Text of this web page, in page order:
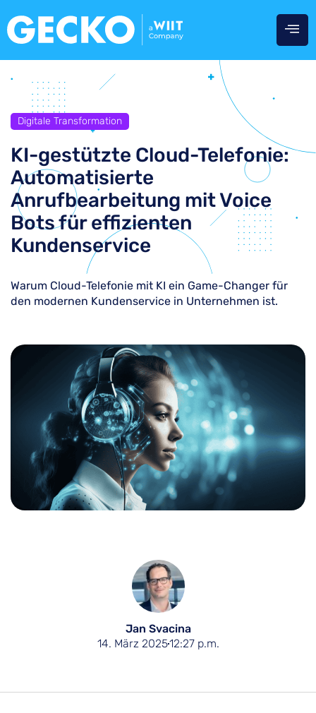
Digitale Transformation
KI-gestützte Cloud-Telefonie:
Automatisierte
Anrufbearbeitung mit Voice
Bots für effizienten
Kundenservice
Warum Cloud-Telefonie mit KI ein Game-Changer für
den modernen Kundenservice in Unternehmen ist.
Jan Svacina
14. März 202512:27 p.m.